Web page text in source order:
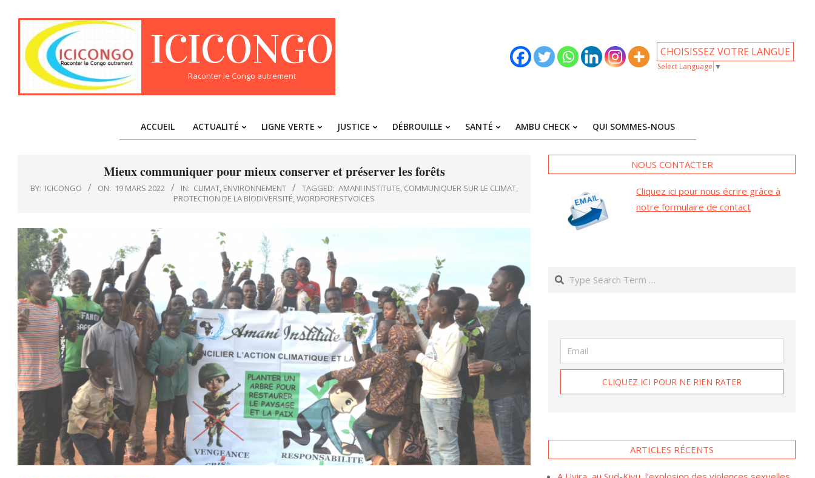
content
ICICONGO
Raconter le Congo autrement
CHOISISSEZ VOTRE LANGUE
Select Language ▼
Primary
Menu
ACCUEIL ACTUALITÉ LIGNE VERTE JUSTICE DÉBROUILLE SANTÉ AMBU CHECK QUI SOMMES-NOUS
Mieux communiquer pour mieux conserver et préserver les forêts
BY: ICICONGO ON: 19 MARS 2022 IN: CLIMAT, ENVIRONNEMENT TAGGED: AMANI INSTITUTE, COMMUNIQUER SUR LE CLIMAT,
PROTECTION DE LA BIODIVERSITÉ,WORDFORESTVOICES
NOUS CONTACTER
Cliquez ici pour nous écrire grâce à
notre formulaire de contact
Search
ARTICLES RÉCENTS